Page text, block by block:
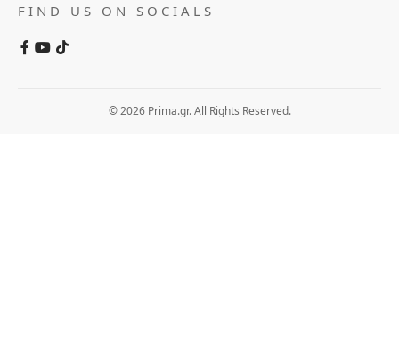
FIND US ON SOCIALS
© 2026 Prima.gr. All Rights Reserved.